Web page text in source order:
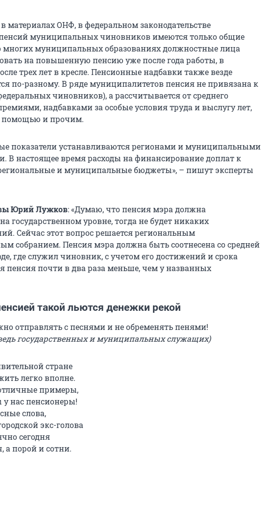
материалах ОНФ, в федеральном законодательстве
муниципальных чиновников имеются только общие
многих муниципальных образованиях должностные лица
на повышенную пенсию уже после года работы, в
трех лет в кресле. Пенсионные надбавки также везде
по-разному. В ряде муниципалитетов пенсия не привязана к
чиновников), а рассчитывается от среднего
надбавками за особые условия труда и выслугу лет,
помощью и прочим.
показатели устанавливаются регионами и муниципальными
В настоящее время расходы на финансирование доплат к
и муниципальные бюджеты», – пишут эксперты
Юрий Лужков: «Думаю, что пенсия мэра должна
государственном уровне, тогда не будет никаких
Сейчас этот вопрос решается региональным
собранием. Пенсия мэра должна быть соотнесена со средней
где служил чиновник, с учетом его достижений и срока
пенсия почти в два раза меньше, чем у названных
такой льются денежки рекой
отправлять с песнями и не обременять пенями!
государственных и муниципальных служащих)
стране
легко вполне.
примеры,
у нас пенсионеры!
слова,
экс-голова
сегодня
а порой и сотни.